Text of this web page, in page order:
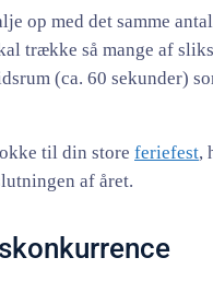
op med det samme
trække så mange af
(ca. 60 sekunder)
til din store feriefest,
af året.